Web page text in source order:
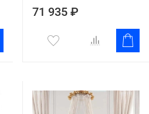
71 935 ₽